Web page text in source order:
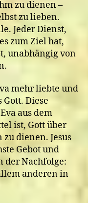
zu dienen –
zu lieben.
Jeder Dienst,
zum Ziel hat,
unabhängig von
mehr liebte und
Diese
aus dem
ist, Gott über
dienen. Jesus
Gebot und
der Nachfolge:
anderen in